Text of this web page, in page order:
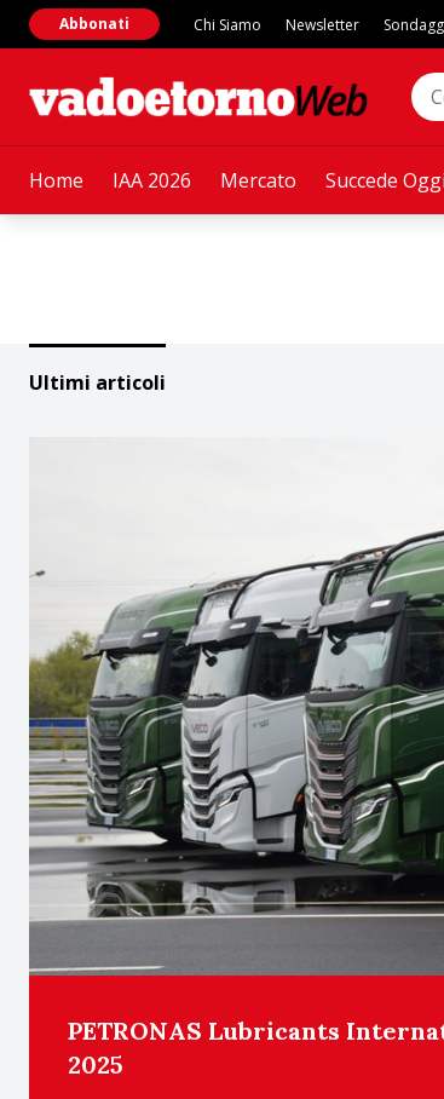
Home IAA 2026 Mercato Succede Oggi
Abbonati Chi Siamo Newsletter
Ultimi articoli
PETRONAS Lubricants
2025